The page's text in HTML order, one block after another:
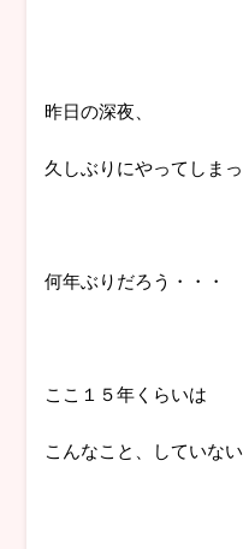
昨日の深夜、
久しぶりにやってしま
何年ぶりだろう・・・
ここ１５年くらいは
こんなこと、していな